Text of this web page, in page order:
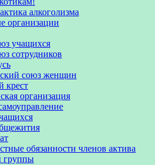
алкоголизма
организации
учащихся
сотрудников
союз женщин
крест
организация
обязанности членов актива
группы